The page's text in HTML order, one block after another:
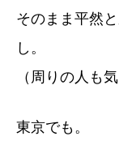
そのまま平然
し。
（周りの人も
東京でも。